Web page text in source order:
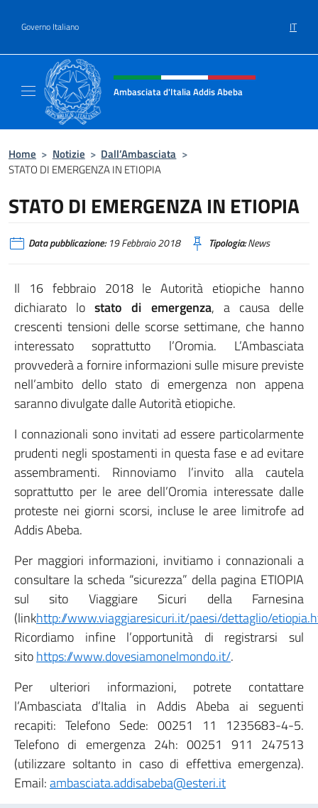
Governo Italiano IT
Intestazione sito, social e menù
Ambasciata d'Italia Addis Abeba
Home > Notizie > Dall’Ambasciata >
STATO DI EMERGENZA IN ETIOPIA
STATO DI EMERGENZA IN ETIOPIA
Data pubblicazione:19 Febbraio 2018 Tipologia:News
Il 16 febbraio 2018 le Autorità etiopiche hanno
dichiarato lostato di emergenza, a causa delle
crescenti tensioni delle scorse settimane, che hanno
interessato soprattutto l’Oromia. L’Ambasciata
provvederà a fornire informazioni sulle misure previste
nell’ambito dello stato di emergenza non appena
saranno divulgate dalle Autorità etiopiche.
I connazionali sono invitati ad essere particolarmente
prudenti negli spostamenti in questa fase e ad evitare
assembramenti. Rinnoviamo l’invito alla cautela
soprattutto per le aree dell’Oromia interessate dalle
proteste nei giorni scorsi, incluse le aree limitrofe ad
Addis Abeba.
Per maggiori informazioni, invitiamo i connazionali a
consultare la scheda “sicurezza” della pagina ETIOPIA
sul sito Viaggiare Sicuri della Farnesina
(linkhttp://www.viaggiaresicuri.it/paesi/dettaglio/
Ricordiamo infine l’opportunità di registrarsi sul
sitohttps://www.dovesiamonelmondo.it/.
Per ulteriori informazioni, potrete contattare
l’Ambasciata d’Italia in Addis Abeba ai seguenti
recapiti: Telefono Sede: 00251 11 1235683-4-5.
Telefono di emergenza 24h: 00251 911 247513
(utilizzare soltanto in caso di effettiva emergenza).
Email:ambasciata.addisabeba@esteri.it